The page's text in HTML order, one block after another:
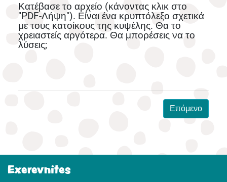
Κατέβασε το αρχείο (κάνοντας κλικ στο
"PDF-Λήψη"). Είναι ένα κρυπτόλεξο σχετικά
με τους κατοίκους της κυψέλης. Θα το
χρειαστείς αργότερα. Θα μπορέσεις να το
λύσεις;
Επόμενο
Exerevnites